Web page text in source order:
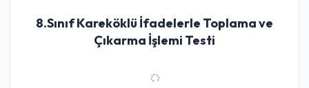
8.Sınıf Kareköklü İfadelerle Toplama ve
Çıkarma İşlemi Testi